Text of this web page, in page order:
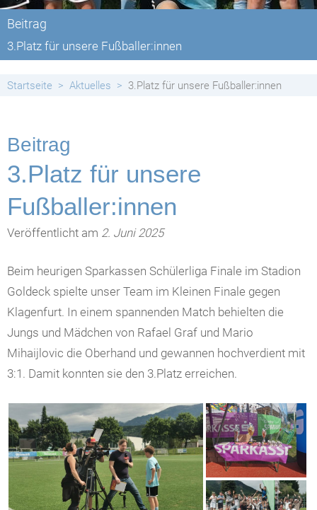
Beitrag
3.Platz für unsere Fußballer:innen
Startseite Aktuelles 3.Platz für unsere Fußballer:innen
Beitrag
3.Platz für unsere
Fußballer:innen
Veröffentlicht am 2. Juni 2025
Beim heurigen Sparkassen Schülerliga Finale im Stadion
Goldeck spielte unser Team im Kleinen Finale gegen
Klagenfurt. In einem spannenden Match behielten die
Jungs und Mädchen von Rafael Graf und Mario
Mihaijlovic die Oberhand und gewannen hochverdient mit
3:1. Damit konnten sie den 3.Platz erreichen.